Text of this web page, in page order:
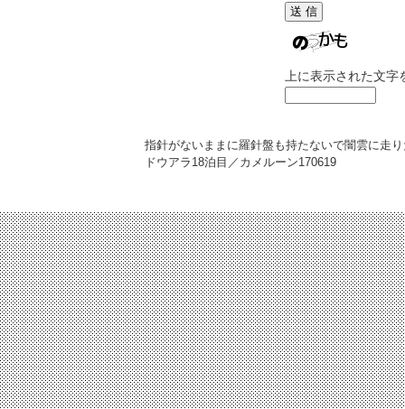
上に表示された文
指針がないままに羅針盤も持たないで闇雲に走
ドウアラ18泊目／カメルーン170619